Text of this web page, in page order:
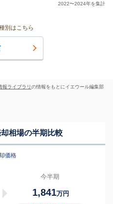
2022〜2024年を集計
別はこちら
報ライブラリの情報をもとにイエウール編集部
相場の半期比較
価格
今半期
1,841万円